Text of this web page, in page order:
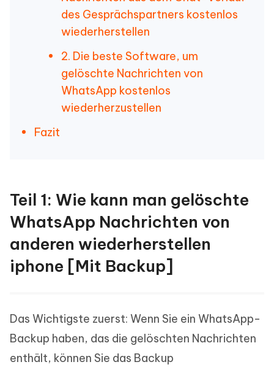
des Gesprächspartners kostenlos
wiederherstellen
2. Die beste Software, um
gelöschte Nachrichten von
WhatsApp kostenlos
wiederherzustellen
Fazit
Teil 1: Wie kann man gelöschte
WhatsApp Nachrichten von
anderen wiederherstellen
iphone [Mit Backup]
Das Wichtigste zuerst: Wenn Sie ein WhatsApp-
Backup haben, das die gelöschten Nachrichten
enthält, können Sie das Backup